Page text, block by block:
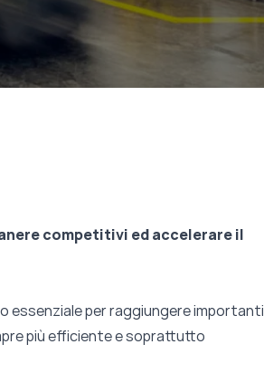
competitivi ed accelerare il
essenziale per raggiungere importanti
più efficiente e soprattutto